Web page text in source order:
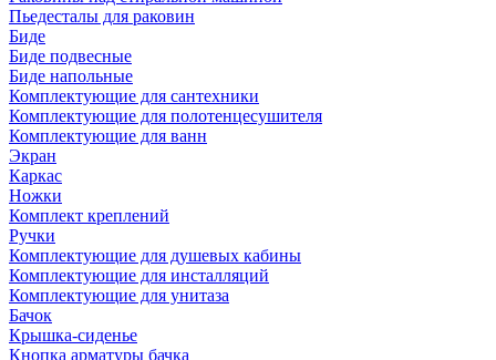
Пьедесталы для раковин
Биде
Биде подвесные
Биде напольные
Комплектующие для сантехники
Комплектующие для полотенцесушителя
Комплектующие для ванн
Экран
Каркас
Ножки
Комплект креплений
Ручки
Комплектующие для душевых кабины
Комплектующие для инсталляций
Комплектующие для унитаза
Бачок
Крышка-сиденье
Кнопка арматуры бачка